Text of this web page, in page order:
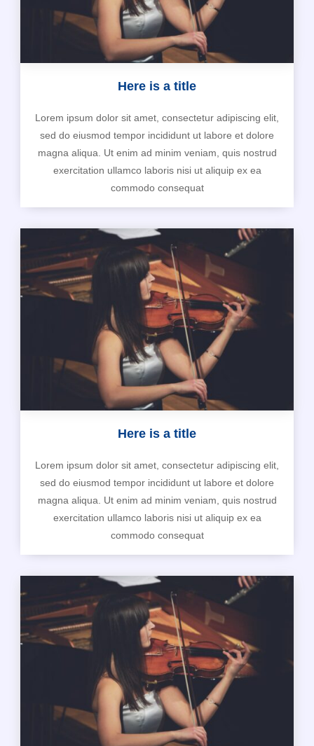
Here is a title
Lorem ipsum dolor sit amet, consectetur adipiscing elit,
sed do eiusmod tempor incididunt ut labore et dolore
magna aliqua. Ut enim ad minim veniam, quis nostrud
exercitation ullamco laboris nisi ut aliquip ex ea
commodo consequat
Here is a title
Lorem ipsum dolor sit amet, consectetur adipiscing elit,
sed do eiusmod tempor incididunt ut labore et dolore
magna aliqua. Ut enim ad minim veniam, quis nostrud
exercitation ullamco laboris nisi ut aliquip ex ea
commodo consequat